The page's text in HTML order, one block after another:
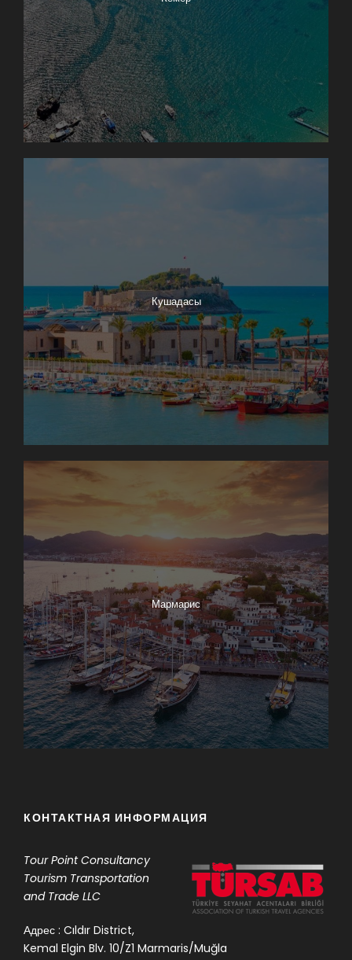
Кушадасы
Мармарис
КОНТАКТНАЯ ИНФОРМАЦИЯ
Tour PointConsultancy
Tourism Transportation
and Trade LLC
Адрес : Cıldır District,
Kemal Elgin Blv. 10/Z1 Marmaris/Muğla